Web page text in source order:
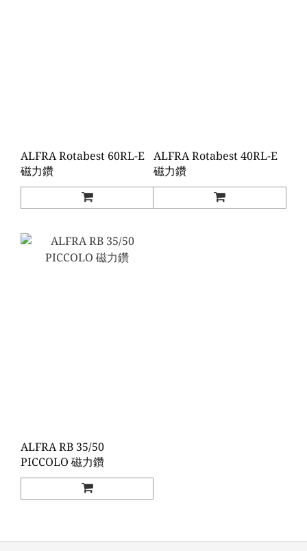
ALFRA Rotabest 60RL-E
磁力鑽
ALFRA Rotabest 40RL-E
磁力鑽
ALFRA RB 35/50
PICCOLO 磁力鑽